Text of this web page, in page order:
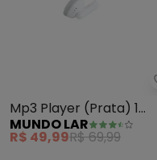
Mp3 Player (Prata) 1
Peça
MUNDO LAR
R$ 49,99R$ 69,99